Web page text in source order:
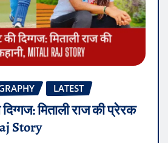
LATEST
मिताली राज की प्रेरक
Story